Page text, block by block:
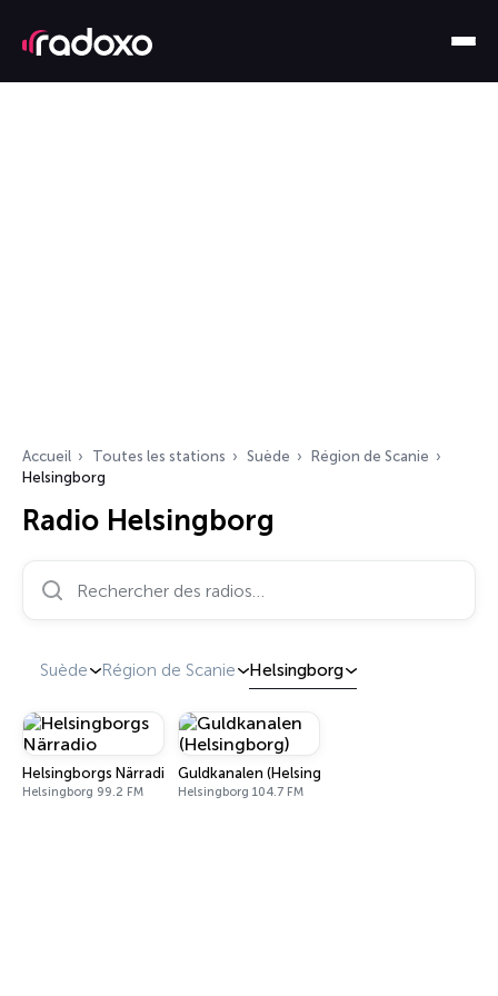
Accueil Toutes les stations Suède
Région de Scanie
Helsingborg
Radio Helsingborg
Suède Région de Scanie Helsingborg
Helsingborgs Närradio
Helsingborg 99.2 FM
Guldkanalen (Helsingborg)
Helsingborg 104.7 FM